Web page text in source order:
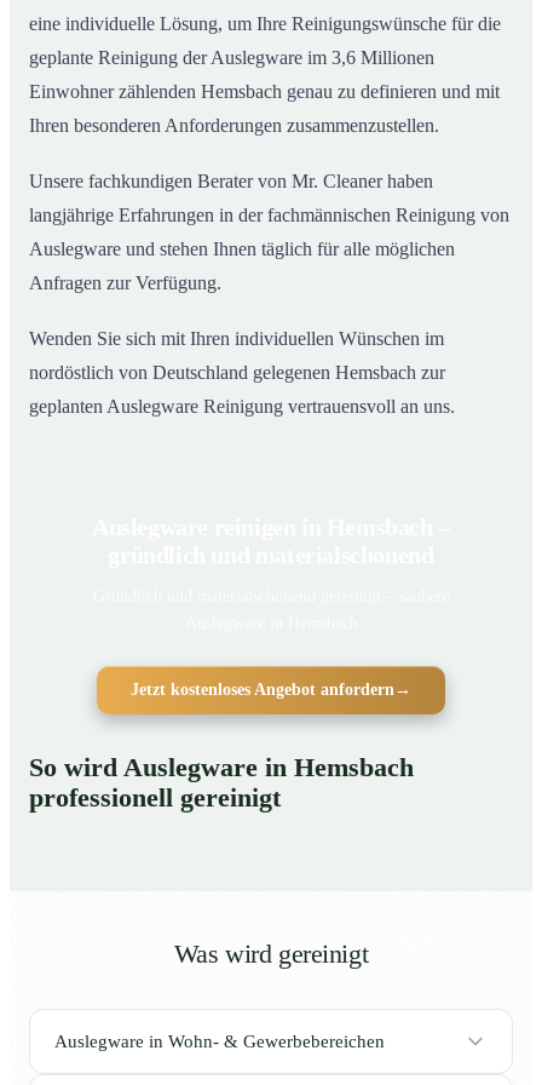
eine individuelle Lösung, um Ihre Reinigungswünsche für die
geplante Reinigung der Auslegware im 3,6 Millionen
Einwohner zählenden Hemsbach genau zu definieren und mit
Ihren besonderen Anforderungen zusammenzustellen.
Unsere fachkundigen Berater von Mr. Cleaner haben
langjährige Erfahrungen in der fachmännischen Reinigung von
Auslegware und stehen Ihnen täglich für alle möglichen
Anfragen zur Verfügung.
Wenden Sie sich mit Ihren individuellen Wünschen im
nordöstlich von Deutschland gelegenen Hemsbach zur
geplanten Auslegware Reinigung vertrauensvoll an uns.
Jetzt kostenloses Angebot anfordern→
So wird Auslegware in Hemsbach
professionell gereinigt
Was wird gereinigt
Auslegware in Wohn- & Gewerbebereichen